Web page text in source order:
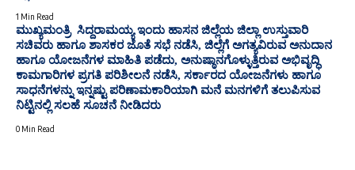
1 Min Read
ಮುಖ್ಯಮಂತ್ರಿ ಸಿದ್ದರಾಮಯ್ಯ ಇಂದು ಹಾಸನ ಜಿಲ್ಲೆಯ ಜಿಲ್ಲಾ ಉಸ್ತುವಾರಿ
ಸಚಿವರು ಹಾಗೂ ಶಾಸಕರ ಜೊತೆ ಸಭೆ ನಡೆಸಿ, ಜಿಲ್ಲೆಗೆ ಅಗತ್ಯವಿರುವ ಅನುದಾನ
ಹಾಗೂ ಯೋಜನೆಗಳ ಮಾಹಿತಿ ಪಡೆದು, ಅನುಷ್ಠಾನಗೊಳ್ಳುತ್ತಿರುವ ಅಭಿವೃದ್ಧಿ
ಕಾಮಗಾರಿಗಳ ಪ್ರಗತಿ ಪರಿಶೀಲನೆ ನಡೆಸಿ, ಸರ್ಕಾರದ ಯೋಜನೆಗಳು ಹಾಗೂ
ಸಾಧನೆಗಳನ್ನು ಇನ್ನಷ್ಟು ಪರಿಣಾಮಕಾರಿಯಾಗಿ ಮನೆ ಮನಗಳಿಗೆ ತಲುಪಿಸುವ
ನಿಟ್ಟಿನಲ್ಲಿ ಸಲಹೆ ಸೂಚನೆ ನೀಡಿದರು
0 Min Read